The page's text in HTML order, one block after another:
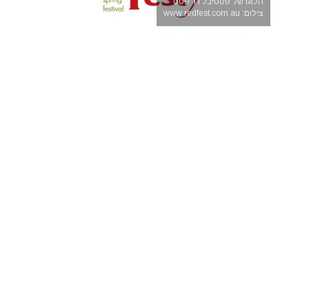
צילום: www redfest.com.au